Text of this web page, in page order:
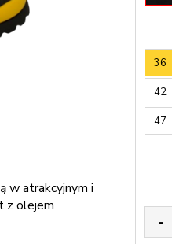
w atrakcyjnym i
z olejem
36
42
47
-